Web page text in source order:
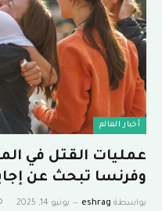
أخبار العالم
عمليات القتل في
وفرنسا تبحث عن
بواسطة eshrag يونيو 14, 2025